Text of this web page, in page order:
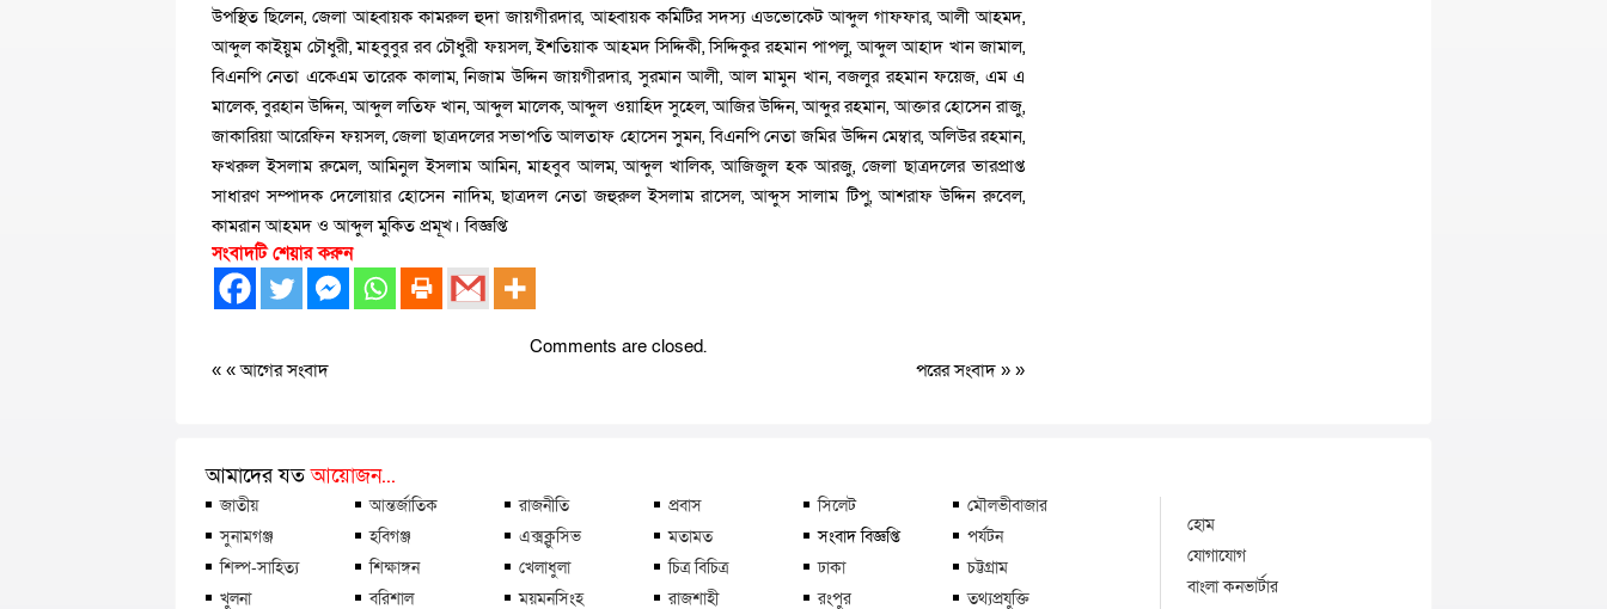
উপস্থিত ছিলেন, জেলা আহ্বায়ক কামরুল হুদা জায়গীরদার, আহ্বায়ক কমিটির সদস্য এডভোকেট আব্দুল গাফফার, আলী আহমদ,
আব্দুল কাইয়ুম চৌধুরী, মাহবুবুর রব চৌধুরী ফয়সল, ইশতিয়াক আহমদ সিদ্দিকী, সিদ্দিকুর রহমান পাপলু, আব্দুল আহাদ খান জামাল,
বিএনপি নেতা একেএম তারেক কালাম, নিজাম উদ্দিন জায়গীরদার, সুরমান আলী, আল মামুন খান, বজলুর রহমান ফয়েজ, এম এ
মালেক, বুরহান উদ্দিন, আব্দুল লতিফ খান, আব্দুল মালেক, আব্দুল ওয়াহিদ সুহেল, আজির উদ্দিন, আব্দুর রহমান, আক্তার হোসেন রাজু,
জাকারিয়া আরেফিন ফয়সল, জেলা ছাত্রদলের সভাপতি আলতাফ হোসেন সুমন, বিএনপি নেতা জমির উদ্দিন মেম্বার, অলিউর রহমান,
ফখরুল ইসলাম রুমেল, আমিনুল ইসলাম আমিন, মাহবুব আলম, আব্দুল খালিক, আজিজুল হক আরজু, জেলা ছাত্রদলের ভারপ্রাপ্ত
সাধারণ সম্পাদক দেলোয়ার হোসেন নাদিম, ছাত্রদল নেতা জহুরুল ইসলাম রাসেল, আব্দুস সালাম টিপু, আশরাফ উদ্দিন রুবেল,
কামরান আহমদ ও আব্দুল মুকিত প্রমূখ। বিজ্ঞপ্তি
সংবাদটি শেয়ার করুন
Comments are closed.
« «আগের সংবাদ পরের সংবাদ » »
আমাদের যতআয়োজন...
জাতীয় আন্তর্জাতিক রাজনীতি প্রবাস সিলেট
মৌলভীবাজার
সুনামগঞ্জ
হবিগঞ্জ এক্সক্লুসিভ মতামত সংবাদ বিজ্ঞপ্তি
পর্যটন
শিল্প-সাহিত্য
শিক্ষাঙ্গন খেলাধুলা চিত্র বিচিত্র ঢাকা
চট্টগ্রাম
খুলনা
বরিশাল ময়মনসিংহ রাজশাহী রংপুর তথ্যপ্রযুক্তি
হোম
যোগাযোগ
বাংলা কনভার্টার